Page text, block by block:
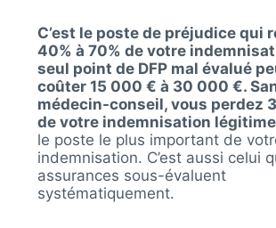
C’est le poste de préjudice qui
40% à 70% de votre
seul point de DFP mal évalué
coûter 15 000 € à 30 000 €.
médecin-conseil, vous perdez
de votre indemnisation
le poste le plus important de
indemnisation. C’est aussi celui
assurances sous-évaluent
systématiquement.